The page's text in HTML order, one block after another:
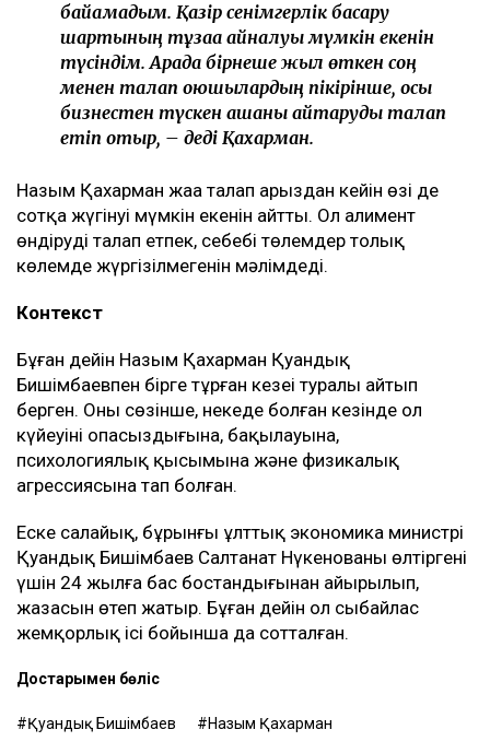
байқамадым. Қазір сенімгерлік басқару
шартының тұзаққа айналуы мүмкін екенін
түсіндім. Арада бірнеше жыл өткен соң
менен талап қоюшылардың пікірінше, осы
бизнестен түскен ақшаны қайтаруды талап
етіп отыр, – деді Қахарман.
Назым Қахарман жаңа талап арыздан кейін өзі де
сотқа жүгінуі мүмкін екенін айтты. Ол алимент
өндіруді талап етпек, себебі төлемдер толық
көлемде жүргізілмегенін мәлімдеді.
Контекст
Бұған дейін Назым Қахарман Қуандық
Бишімбаевпен бірге тұрған кезеңі туралы айтып
берген. Оның сөзінше, некеде болған кезінде ол
күйеуінің опасыздығына, бақылауына,
психологиялық қысымына және физикалық
агрессиясына тап болған.
Еске салайық, бұрынғы ұлттық экономика министрі
Қуандық Бишімбаев Салтанат Нүкенованы өлтіргені
үшін 24 жылға бас бостандығынан айырылып,
жазасын өтеп жатыр. Бұған дейін ол сыбайлас
жемқорлық ісі бойынша да сотталған.
Достарыңмен бөліс
Қуандық Бишімбаев Назым Қахарман